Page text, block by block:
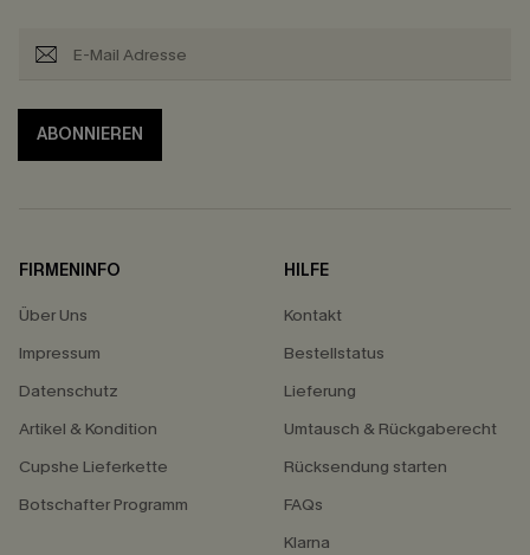
ABONNIEREN
FIRMENINFO
Über Uns
Impressum
Datenschutz
Artikel & Kondition
Cupshe Lieferkette
Botschafter Programm
HILFE
Kontakt
Bestellstatus
Lieferung
Umtausch & Rückgaberecht
Rücksendung starten
FAQs
Klarna